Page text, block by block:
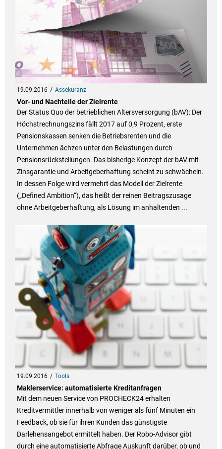
19.09.2016 Assekuranz
Vor- und Nachteile der Zielrente
Der Status Quo der betrieblichen Altersversorgung (bAV): Der
Höchstrechnungszins fällt 2017 auf 0,9 Prozent, erste
Pensionskassen senken die Betriebsrenten und die
Unternehmen ächzen unter den Belastungen durch
Pensionsrückstellungen. Das bisherige Konzept der bAV mit
Zinsgarantie und Arbeitgeberhaftung scheint zu schwächeln.
In dessen Folge wird vermehrt das Modell der Zielrente
(„Defined Ambition“), das heißt der reinen Beitragszusage
ohne Arbeitgeberhaftung, als Lösung im anhaltenden ...
19.09.2016 Tools
Maklerservice: automatisierte Kreditanfragen
Mit dem neuen Service von PROCHECK24 erhalten
Kreditvermittler innerhalb von weniger als fünf Minuten ein
Feedback, ob sie für ihren Kunden das günstigste
Darlehensangebot ermittelt haben. Der Robo-Advisor gibt
durch eine automatisierte Abfrage Auskunft darüber, ob und